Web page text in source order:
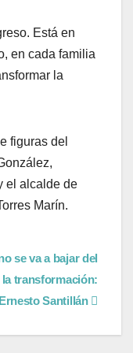
Está en
en cada familia
la
figuras del
el alcalde de
Marín.
se va a bajar del
transformación:
Ernesto Santillán